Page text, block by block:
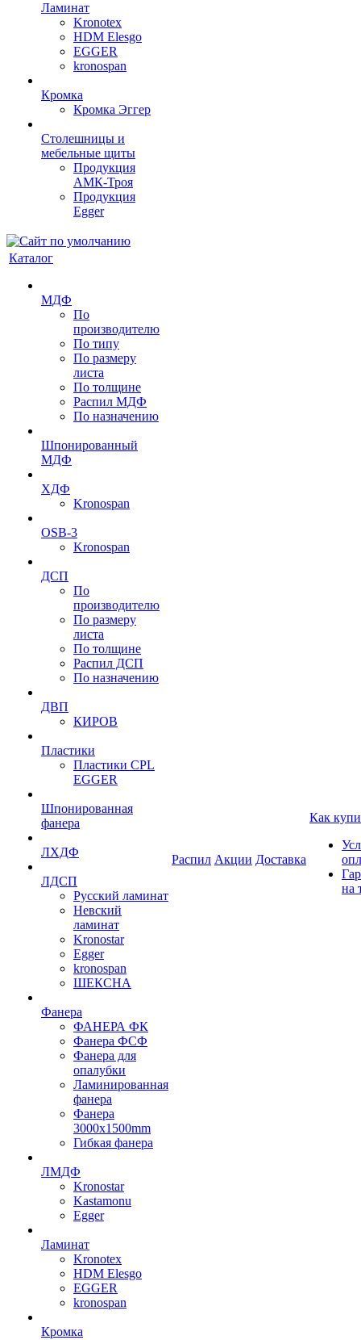
Ламинат
Kronotex
HDM Elesgo
EGGER
kronospan
Кромка
Кромка Эггер
Столешницы и
мебельные щиты
Продукция
АМК-Троя
Продукция
Egger
Каталог
МДФ
По
производителю
По типу
По размеру
листа
По толщине
Распил МДФ
По назначению
Шпонированный
МДФ
ХДФ
Kronospan
OSB-3
Kronospan
ДСП
По
производителю
По размеру
листа
По толщине
Распил ДСП
По назначению
ДВП
КИРОВ
Пластики
Пластики CPL
EGGER
Шпонированная
фанера
ЛХДФ
ЛДСП
Русский ламинат
Невский
ламинат
Kronostar
Egger
kronospan
ШЕКСНА
Фанера
ФАНЕРА ФК
Фанера ФСФ
Фанера для
опалубки
Ламинированная
фанера
Фанера
3000х1500mm
Гибкая фанера
ЛМДФ
Kronostar
Kastamonu
Egger
Ламинат
Kronotex
HDM Elesgo
EGGER
kronospan
Кромка
Распил Акции Доставка
Как
на